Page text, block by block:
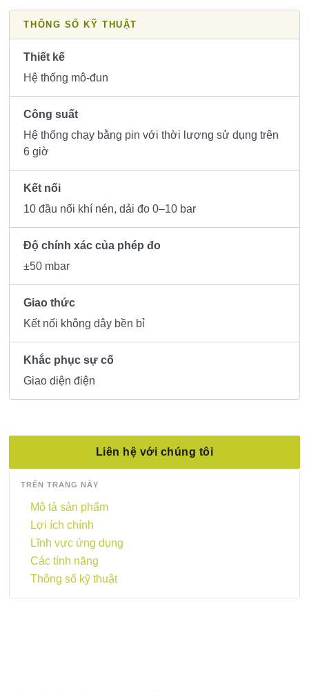
THÔNG SỐ KỸ THUẬT
Thiết kế
Hệ thống mô-đun
Công suất
Hệ thống chạy bằng pin với thời lượng sử dụng trên
6 giờ
Kết nối
10 đầu nối khí nén, dải đo 0–10 bar
Độ chính xác của phép đo
±50 mbar
Giao thức
Kết nối không dây bền bỉ
Khắc phục sự cố
Giao diện điện
Liên hệ với chúng tôi
TRÊN TRANG NÀY
Mô tả sản phẩm
Lợi ích chính
Lĩnh vực ứng dụng
Các tính năng
Thông số kỹ thuật